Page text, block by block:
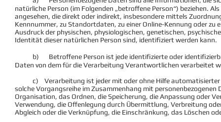
natürliche Person (im Folgenden „betroffene Person“) beziehen.
angesehen, die direkt oder indirekt, insbesondere mittels
Kennnummer, zu Standortdaten, zu einer Online-Kennung oder zu
Ausdruck der physischen, physiologischen, genetischen,
Identität dieser natürlichen Person sind, identifiziert werden kann.
b) Betroffene Person ist jede identifizierte oder
Daten von dem für die Verarbeitung Verantwortlichen verarbeitet
c) Verarbeitung ist jeder mit oder ohne Hilfe automatisierter
solche Vorgangsreihe im Zusammenhang mit personenbezogenen
Organisation, das Ordnen, die Speicherung, die Anpassung oder
Verwendung, die Offenlegung durch Übermittlung, Verbreitung
Abgleich oder die Verknüpfung, die Einschränkung, das Löschen